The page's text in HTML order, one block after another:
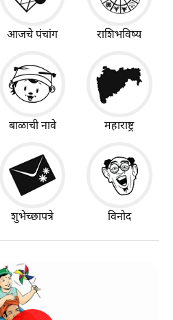
आजचे पंचांग राशिभविष्य
बाळाची नावे महाराष्ट्र
शुभेच्छापत्रे विनोद